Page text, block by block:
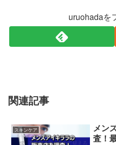
uruohadaを
関連記事
スキンケア
メン
査！